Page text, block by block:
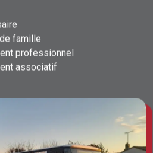
famille
professionnel
associatif